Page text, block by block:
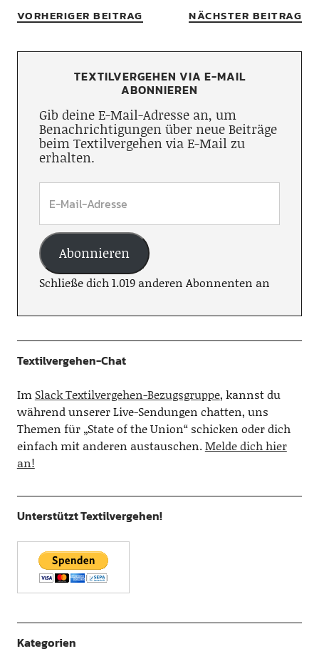
VORHERIGER BEITRAG NÄCHSTER BEITRAG
TEXTILVERGEHEN VIA E-MAIL
ABONNIEREN
Gib deine E-Mail-Adresse an, um
Benachrichtigungen über neue Beiträge
beim Textilvergehen via E-Mail zu
erhalten.
Abonnieren
Schließe dich 1.019 anderen Abonnenten an
Textilvergehen-Chat
Im Slack Textilvergehen-Bezugsgruppe, kannst du
während unserer Live-Sendungen chatten, uns
Themen für „State of the Union“ schicken oder dich
einfach mit anderen austauschen.Melde dich hier
an!
Unterstützt Textilvergehen!
Kategorien